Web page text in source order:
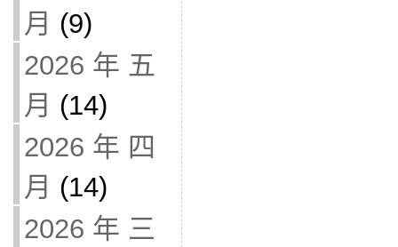
月 (9)
2026 年 五
月 (14)
2026 年 四
月 (14)
2026 年 三